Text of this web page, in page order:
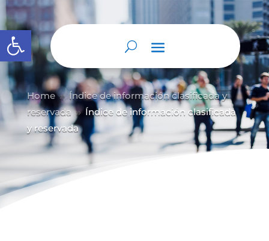
Abrir barra de herramientas
Home 9 Índice de información clasificada y
reservada 9 Índice de información clasificada
y reservada